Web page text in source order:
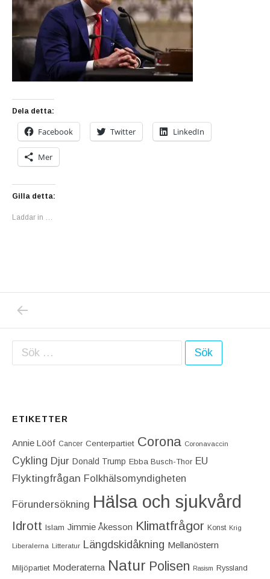
Dela detta:
Facebook Twitter LinkedIn
Mer
Gilla detta:
Laddar in …
Inläggsnavigering
Sök efter:
ETIKETTER
Annie Lööf Cancer Centerpartiet‎ Corona Coronavaccin
Cykling Djur Donald Trump Ebba Busch-Thor EU
Flyktingfrågan Folkhälsomyndigheten
Förundersökning Hälsa och sjukvård
Idrott Islam Jimmie Åkesson Klimatfrågor Konst Krig
Liberalerna Litteratur Längdskidåkning Mellanöstern
Miljöpartiet Moderaterna Natur Polisen Rasism Ryssland